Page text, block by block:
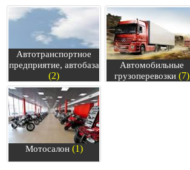
Автотранспортное
предприятие, автобаза
(2)
Автомобильные
грузоперевозки (7)
Мотосалон(1)